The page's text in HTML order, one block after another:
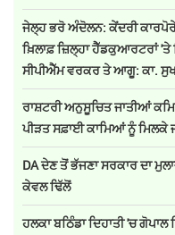
ਜੇਲ੍ਹ ਭਰੋ ਅੰਦੋਲਨ: ਕੇਂਦਰੀ
ਖ਼ਿਲਾਫ਼ ਜ਼ਿਲ੍ਹਾ ਹੈੱਡਕੁਆਰਟਰਾਂ
ਸੀਪੀਐੱਮ ਵਰਕਰ ਤੇ ਆਗੂ: ਕਾ.
ਰਾਸ਼ਟਰੀ ਅਨੁਸੂਚਿਤ ਜਾਤੀਆਂ
ਪੀੜਤ ਸਫ਼ਾਈ ਕਾਮਿਆਂ ਨੂੰ ਮਿਲਕੇ
DA ਦੇਣ‌ ਤੋਂ ਭੱਜਣਾ ਸਰਕਾਰ ਦਾ
ਕੇਵਲ ਢਿੱਲੋਂ
ਹਲਕਾ ਬਠਿੰਡਾ ਦਿਹਾਤੀ 'ਚ